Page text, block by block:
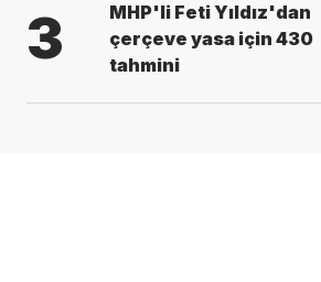
3
MHP'li Feti Yıldız'dan
çerçeve yasa için 430
tahmini